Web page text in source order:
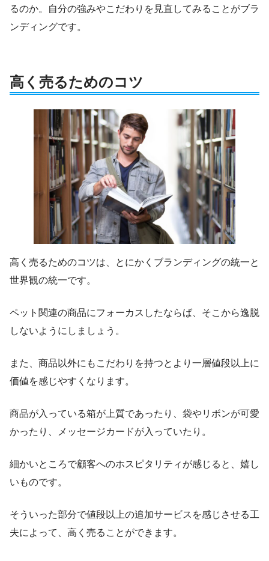
るのか。自分の強みやこだわりを見直してみることがブラ
ンディングです。
高く売るためのコツ
高く売るためのコツは、とにかくブランディングの統一と
世界観の統一です。
ペット関連の商品にフォーカスしたならば、そこから逸脱
しないようにしましょう。
また、商品以外にもこだわりを持つとより一層値段以上に
価値を感じやすくなります。
商品が入っている箱が上質であったり、袋やリボンが可愛
かったり、メッセージカードが入っていたり。
細かいところで顧客へのホスピタリティが感じると、嬉し
いものです。
そういった部分で値段以上の追加サービスを感じさせる工
夫によって、高く売ることができます。